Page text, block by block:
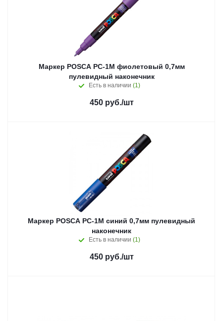
Маркер POSCA PC-1M фиолетовый 0,7мм
пулевидный наконечник
Есть в наличии (1)
450руб./шт
Маркер POSCA PC-1M синий 0,7мм пулевидный
наконечник
Есть в наличии (1)
450руб./шт